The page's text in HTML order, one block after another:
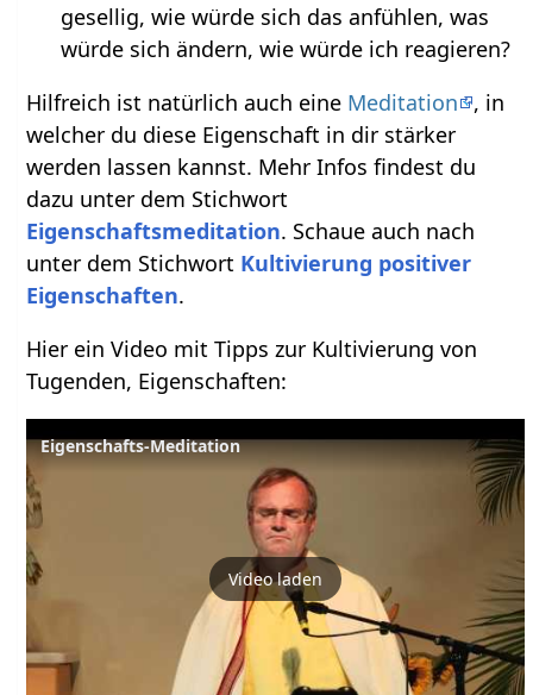
gesellig, wie würde sich das anfühlen, was
würde sich ändern, wie würde ich reagieren?
Hilfreich ist natürlich auch eine Meditation
, in
welcher du diese Eigenschaft in dir stärker
werden lassen kannst. Mehr Infos findest du
dazu unter dem Stichwort
Eigenschaftsmeditation. Schaue auch nach
unter dem Stichwort Kultivierung positiver
Eigenschaften.
Hier ein Video mit Tipps zur Kultivierung von
Tugenden, Eigenschaften:
Eigenschafts-Meditation
Video laden